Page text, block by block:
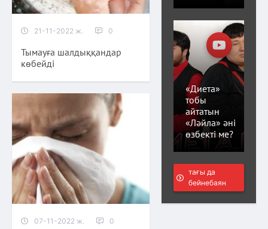
21-11-2022 ж. 0
Тымауға шалдыққандар
көбейді
07-11-2022 ж. 0
«Диета»
тобы
айтатын
«Ләйла» әні
өзбекті ме?
тағы да
бейнебаян